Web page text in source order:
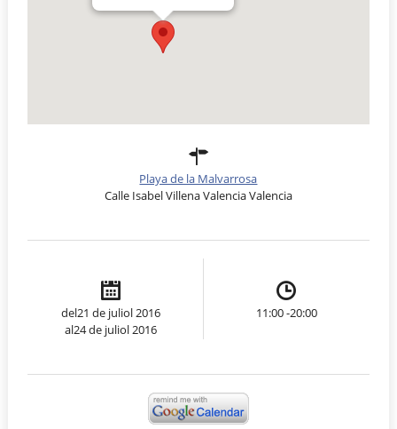
Playa de la Malvarrosa
Calle Isabel Villena Valencia Valencia
del21 de juliol 2016
al24 de juliol 2016
11:00 -20:00